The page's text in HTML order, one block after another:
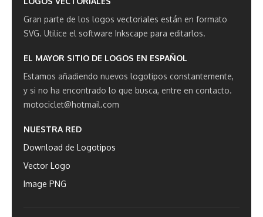
Gran parte de los logos vectoriales están en formato
SVG. Utilice el software Inkscape para editarlos.
EL MAYOR SITIO DE LOGOS EN ESPAÑOL
Estamos añadiendo nuevos logotipos constantemente,
y si no ha encontrado lo que busca, entre en contacto.
motociclet@hotmail.com
NUESTRA RED
Download de Logotipos
Vector Logo
Image PNG